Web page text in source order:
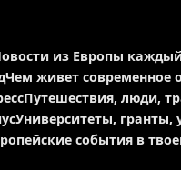
из Европы
Чем живет современное
Путешествия, люди,
Университеты, гранты,
события в